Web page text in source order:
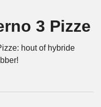
3 Pizze
hout of hybride